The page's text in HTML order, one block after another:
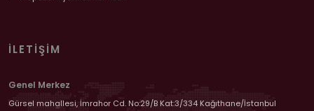
İLETIŞIM
Genel Merkez
Gürsel mahallesi, İmrahor Cd. No:29/B Kat:3/334 Kağıthane/İstanbul